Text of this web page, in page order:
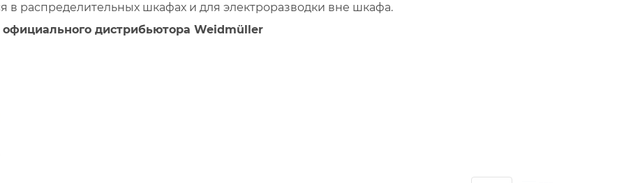
в распределительных шкафах и для электроразводки вне шкафа.
дистрибьютора Weidmüller